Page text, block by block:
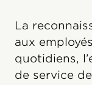
La
aux
quotidiens,
de service